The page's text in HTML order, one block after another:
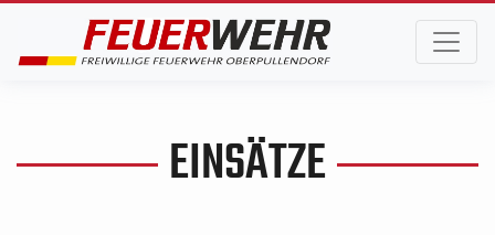
EINSÄTZE